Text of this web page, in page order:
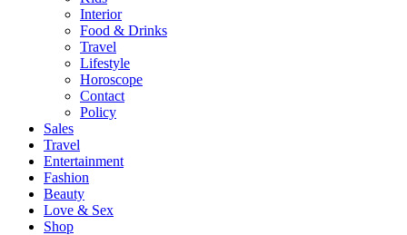
Interior
Food & Drinks
Travel
Lifestyle
Horoscope
Contact
Policy
Sales
Travel
Entertainment
Fashion
Beauty
Love & Sex
Shop